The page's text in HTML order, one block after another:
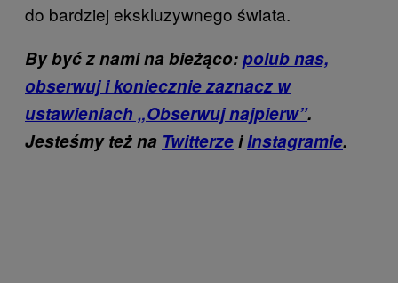
do bardziej ekskluzywnego świata.
By być z nami na bieżąco:polub nas,
obserwuj i koniecznie zaznacz w
ustawieniach „Obserwuj najpierw”.
Jesteśmy też na TwitterzeiInstagramie.